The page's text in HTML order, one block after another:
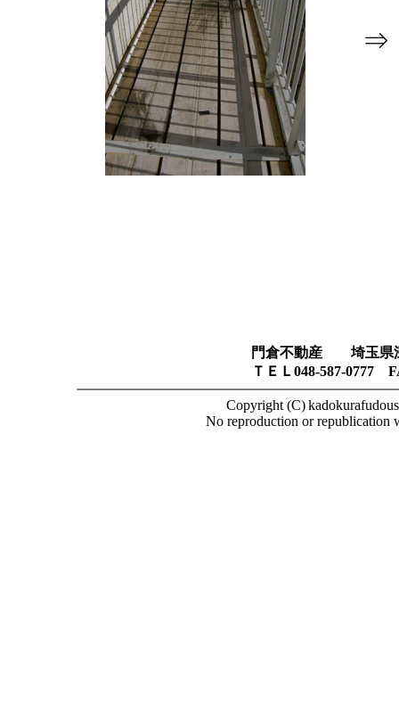
⇒
門倉不動産
埼玉県
ＴＥＬ 048-587-0777
Copyright (C)
No reproduction or republication